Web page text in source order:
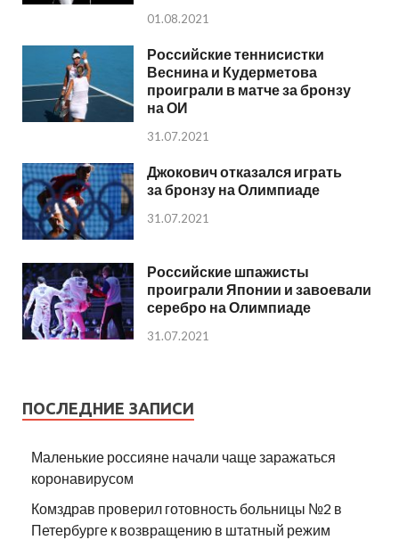
01.08.2021
Российские теннисистки
Веснина и Кудерметова
проиграли в матче за бронзу
на ОИ
31.07.2021
Джокович отказался играть
за бронзу на Олимпиаде
31.07.2021
Российские шпажисты
проиграли Японии и завоевали
серебро на Олимпиаде
31.07.2021
ПОСЛЕДНИЕ ЗАПИСИ
Маленькие россияне начали чаще заражаться
коронавирусом
Комздрав проверил готовность больницы №2 в
Петербурге к возвращению в штатный режим